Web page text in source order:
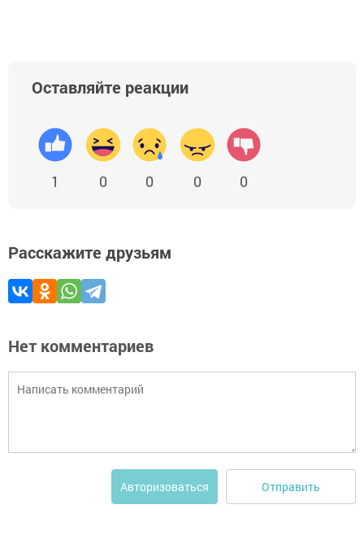
Оставляйте реакции
1 0 0 0 0
Расскажите друзьям
Нет комментариев
Авторизоваться Отправить